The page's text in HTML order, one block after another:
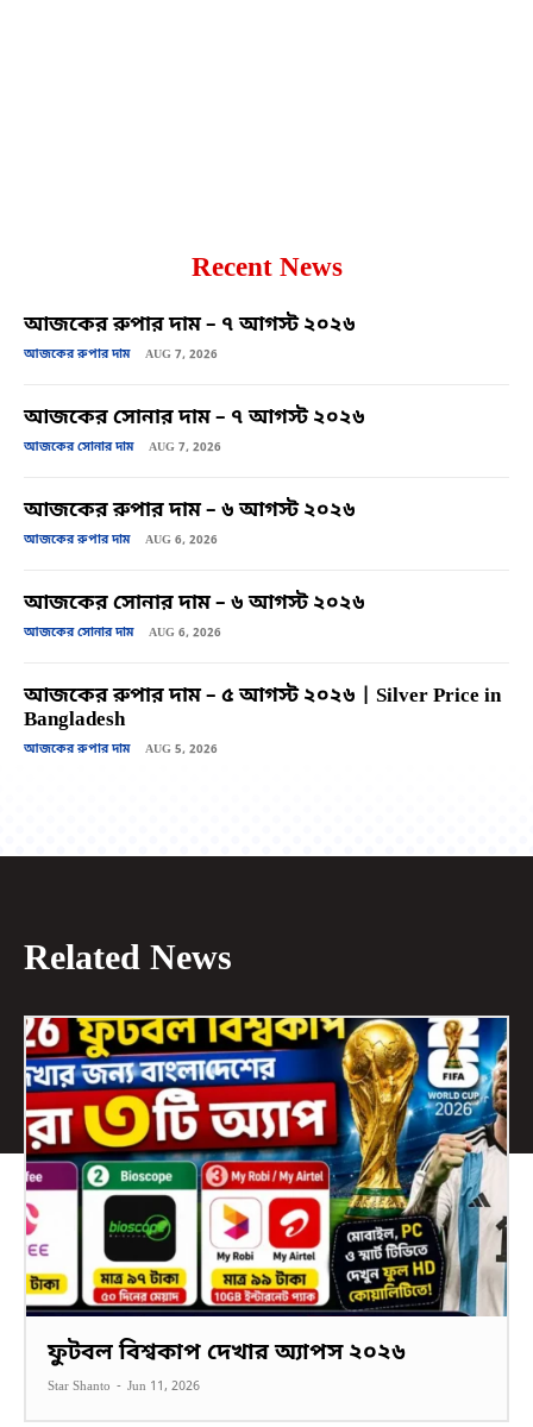
Recent News
আজকের রুপার দাম – ৭ আগস্ট ২০২৬
আজকের রুপার দাম AUG 7, 2026
আজকের সোনার দাম – ৭ আগস্ট ২০২৬
আজকের সোনার দাম AUG 7, 2026
আজকের রুপার দাম – ৬ আগস্ট ২০২৬
আজকের রুপার দাম AUG 6, 2026
আজকের সোনার দাম – ৬ আগস্ট ২০২৬
আজকের সোনার দাম AUG 6, 2026
আজকের রুপার দাম – ৫ আগস্ট ২০২৬ | Silver Price in
Bangladesh
আজকের রুপার দাম AUG 5, 2026
Related News
ফুটবল বিশ্বকাপ দেখার অ্যাপস ২০২৬
Star Shanto - Jun 11, 2026